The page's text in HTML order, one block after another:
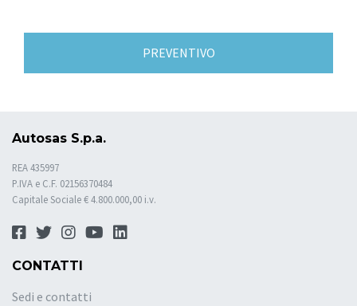
PREVENTIVO
Autosas S.p.a.
REA 435997
P.IVA e C.F. 02156370484
Capitale Sociale € 4.800.000,00 i.v.
CONTATTI
Sedi e contatti